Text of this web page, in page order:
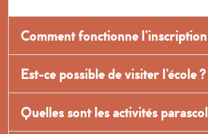
Comment fonctionne
Est-ce possible de visiter l’école ?
Quelles sont les activités